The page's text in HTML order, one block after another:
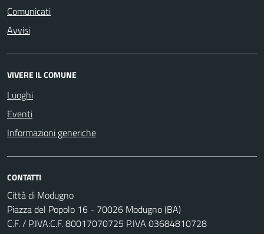
Comunicati
Avvisi
VIVERE IL COMUNE
Luoghi
Eventi
Informazioni generiche
CONTATTI
Città di Modugno
Piazza del Popolo 16 - 70026 Modugno (BA)
C.F. / P.IVA:C.F. 80017070725 P.IVA 03684810728